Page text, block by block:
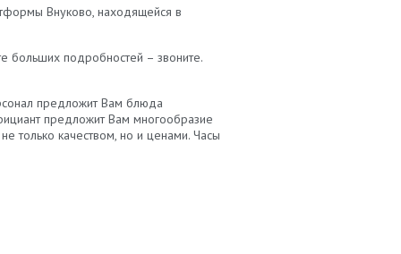
Внуково, находящейся в
больших подробностей – звоните.
предложит Вам блюда
предложит Вам многообразие
только качеством, но и ценами. Часы